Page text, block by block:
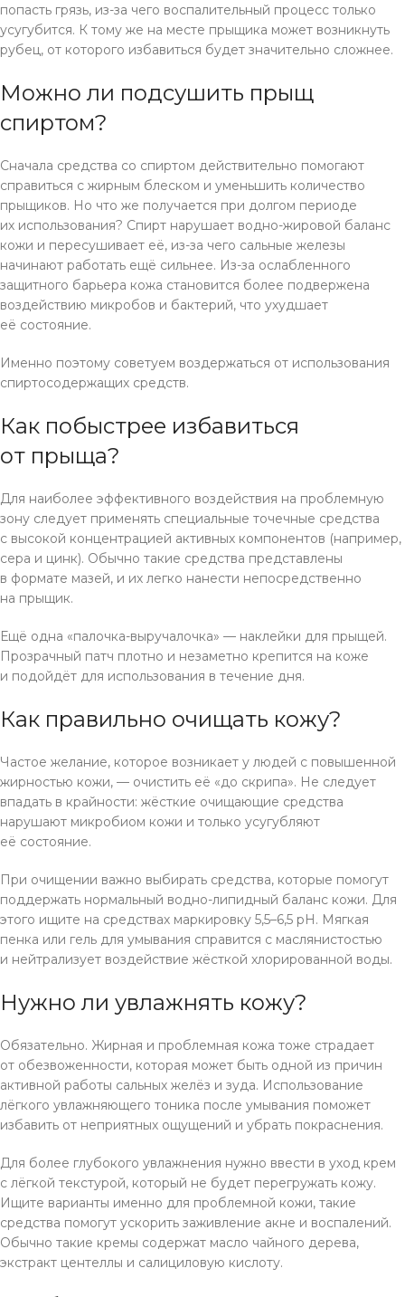
попасть грязь, из-за чего воспалительный процесс только
усугубится. К тому же на месте прыщика может возникнуть
рубец, от которого избавиться будет значительно сложнее.
Можно ли подсушить прыщ
спиртом?
Сначала средства со спиртом действительно помогают
справиться с жирным блеском и уменьшить количество
прыщиков. Но что же получается при долгом периоде
их использования? Спирт нарушает водно-жировой баланс
кожи и пересушивает её, из-за чего сальные железы
начинают работать ещё сильнее. Из-за ослабленного
защитного барьера кожа становится более подвержена
воздействию микробов и бактерий, что ухудшает
её состояние.
Именно поэтому советуем воздержаться от использования
спиртосодержащих средств.
Как побыстрее избавиться
от прыща?
Для наиболее эффективного воздействия на проблемную
зону следует применять специальные точечные средства
с высокой концентрацией активных компонентов (например,
сера и цинк). Обычно такие средства представлены
в формате мазей, и их легко нанести непосредственно
на прыщик.
Ещё одна «палочка-выручалочка» — наклейки для прыщей.
Прозрачный патч плотно и незаметно крепится на коже
и подойдёт для использования в течение дня.
Как правильно очищать кожу?
Частое желание, которое возникает у людей с повышенной
жирностью кожи, — очистить её «до скрипа». Не следует
впадать в крайности: жёсткие очищающие средства
нарушают микробиом кожи и только усугубляют
её состояние.
При очищении важно выбирать средства, которые помогут
поддержать нормальный водно-липидный баланс кожи. Для
этого ищите на средствах маркировку 5,5–6,5 pH. Мягкая
пенка или гель для умывания справится с маслянистостью
и нейтрализует воздействие жёсткой хлорированной воды.
Нужно ли увлажнять кожу?
Обязательно. Жирная и проблемная кожа тоже страдает
от обезвоженности, которая может быть одной из причин
активной работы сальных желёз и зуда. Использование
лёгкого увлажняющего тоника после умывания поможет
избавить от неприятных ощущений и убрать покраснения.
Для более глубокого увлажнения нужно ввести в уход крем
с лёгкой текстурой, который не будет перегружать кожу.
Ищите варианты именно для проблемной кожи, такие
средства помогут ускорить заживление акне и воспалений.
Обычно такие кремы содержат масло чайного дерева,
экстракт центеллы и салициловую кислоту.